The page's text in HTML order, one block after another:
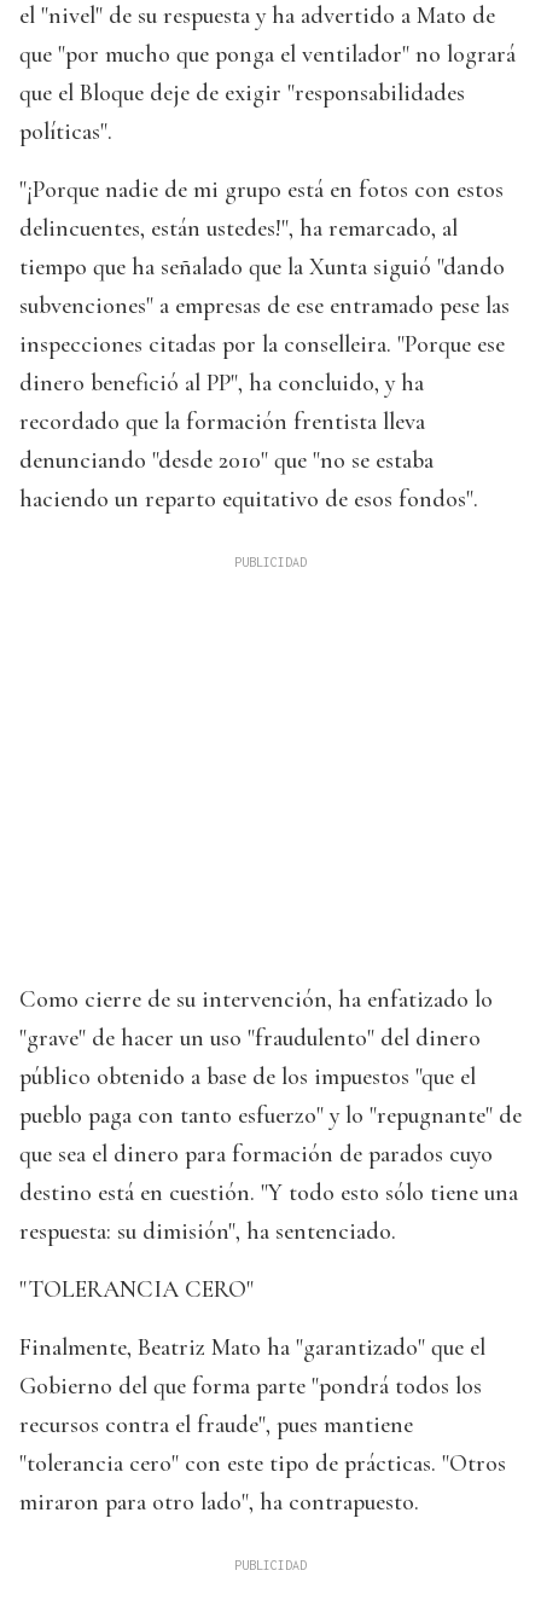
el "nivel" de su respuesta y ha advertido a Mato de
que "por mucho que ponga el ventilador" no logrará
que el Bloque deje de exigir "responsabilidades
políticas".
"¡Porque nadie de mi grupo está en fotos con estos
delincuentes, están ustedes!", ha remarcado, al
tiempo que ha señalado que la Xunta siguió "dando
subvenciones" a empresas de ese entramado pese las
inspecciones citadas por la conselleira. "Porque ese
dinero benefició al PP", ha concluido, y ha
recordado que la formación frentista lleva
denunciando "desde 2010" que "no se estaba
haciendo un reparto equitativo de esos fondos".
Como cierre de su intervención, ha enfatizado lo
"grave" de hacer un uso "fraudulento" del dinero
público obtenido a base de los impuestos "que el
pueblo paga con tanto esfuerzo" y lo "repugnante" de
que sea el dinero para formación de parados cuyo
destino está en cuestión. "Y todo esto sólo tiene una
respuesta: su dimisión", ha sentenciado.
"TOLERANCIA CERO"
Finalmente, Beatriz Mato ha "garantizado" que el
Gobierno del que forma parte "pondrá todos los
recursos contra el fraude", pues mantiene
"tolerancia cero" con este tipo de prácticas. "Otros
miraron para otro lado", ha contrapuesto.